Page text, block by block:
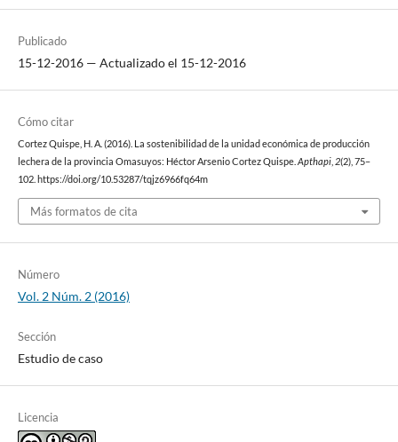
Publicado
15-12-2016 — Actualizado el 15-12-2016
Cómo citar
Cortez Quispe, H. A. (2016). La sostenibilidad de la unidad económica de producción
lechera de la provincia Omasuyos: Héctor Arsenio Cortez Quispe. Apthapi, 2(2), 75–
102. https://doi.org/10.53287/tqjz6966fq64m
Más formatos de cita
Número
Vol. 2 Núm. 2 (2016)
Sección
Estudio de caso
Licencia